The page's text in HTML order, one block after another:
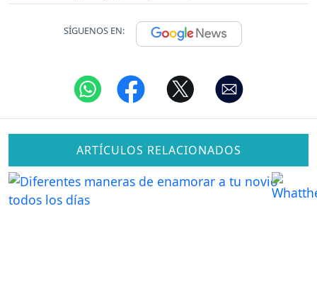
SÍGUENOS EN:
ARTÍCULOS RELACIONADOS